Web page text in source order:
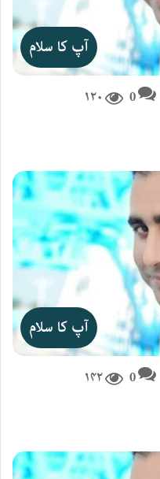
آپ کا سلام
0 ۱۲۰
آپ کا سلام
0 ۱۴۲